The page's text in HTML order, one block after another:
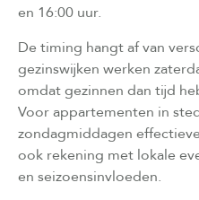
en 16:00 uur.
De timing hangt af van
gezinswijken werken
omdat gezinnen dan tijd
Voor appartementen in
zondagmiddagen
ook rekening met lokale
en seizoensinvloeden.